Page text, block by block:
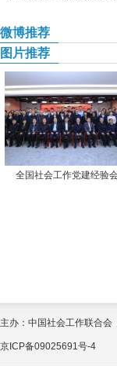
微博推荐
图片推荐
全国社会工作党建经验
主办：中国社会工作联合
京ICP备09025691号-4 技